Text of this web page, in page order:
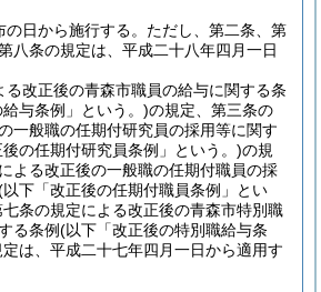
日から施行する。 ただし、第二条、第
八条の規定は、平成二十八年四月一日
る改正後の青森市職員の給与に関する条
与条例」という。)の規定、第三条の
一般職の任期付研究員の採用等に関す
の任期付研究員条例」という。)の規
よる改正後の一般職の任期付職員の採
以下「改正後の任期付職員条例」とい
条の規定による改正後の青森市特別職
る条例(以下「改正後の特別職給与条
定は、平成二十七年四月一日から適用す